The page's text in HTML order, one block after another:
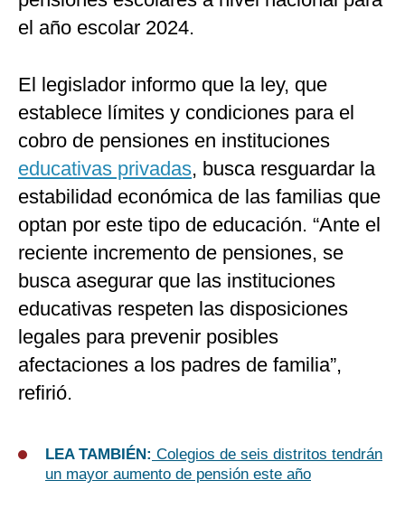
el año escolar 2024.
El legislador informo que la ley, que
establece límites y condiciones para el
cobro de pensiones en instituciones
educativas privadas, busca resguardar la
estabilidad económica de las familias que
optan por este tipo de educación. “Ante el
reciente incremento de pensiones, se
busca asegurar que las instituciones
educativas respeten las disposiciones
legales para prevenir posibles
afectaciones a los padres de familia”,
refirió.
LEA TAMBIÉN: Colegios de seis distritos tendrán
un mayor aumento de pensión este año